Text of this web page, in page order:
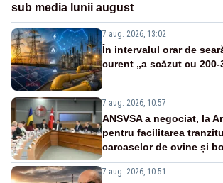
sub media lunii august
7 aug. 2026, 13:02
În intervalul orar de
curent „a scăzut cu 200-
7 aug. 2026, 10:57
ANSVSA a negociat, la
pentru facilitarea
carcaselor de ovine și
7 aug. 2026, 10:51